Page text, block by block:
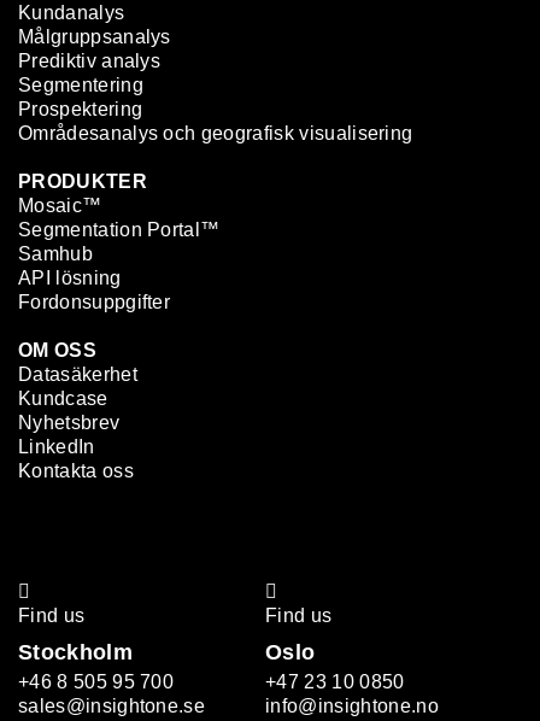
Kundanalys
Målgruppsanalys
Prediktiv analys
Segmentering
Prospektering
Områdesanalys och geografisk visualisering
PRODUKTER
Mosaic™
Segmentation Portal™
Samhub
API lösning
Fordonsuppgifter
OM OSS
Datasäkerhet
Kundcase
Nyhetsbrev
LinkedIn
Kontakta oss
Find us
Stockholm
+46 8 505 95 700
sales@insightone.se
Find us
Oslo
+47 23 10 0850
info@insightone.no